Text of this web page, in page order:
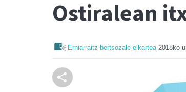
Ostiralean
Erniarraitz bertsozale elkartea 2018ko